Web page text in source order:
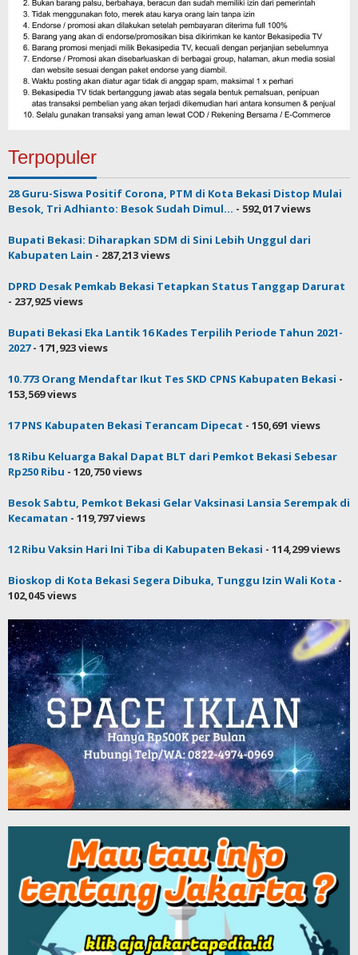
Terpopuler
28 Guru-Siswa Positif Corona, PTM di Kota Bekasi Distop Mulai
Besok, Tri Adhianto: Besok Sudah Dimul... - 592,017 views
Bupati Bekasi: Diharapkan SDM di Sini Lebih Unggul dari
Kabupaten Lain - 287,213 views
DPRD Desak Pemkab Bekasi Tetapkan Status Tanggap Darurat
- 237,925 views
Bupati Bekasi Eka Lantik 16 Kades Terpilih Periode Tahun 2021-
2027- 171,923 views
10.773 Orang Mendaftar Ikut Tes SKD CPNS Kabupaten Bekasi -
153,569 views
17 PNS Kabupaten Bekasi Terancam Dipecat - 150,691 views
18 Ribu Keluarga Bakal Dapat BLT dari Pemkot Bekasi Sebesar
Rp250 Ribu - 120,750 views
Besok Sabtu, Pemkot Bekasi Gelar Vaksinasi Lansia Serempak di
Kecamatan - 119,797 views
12 Ribu Vaksin Hari Ini Tiba di Kabupaten Bekasi - 114,299 views
Bioskop di Kota Bekasi Segera Dibuka, Tunggu Izin Wali Kota -
102,045 views